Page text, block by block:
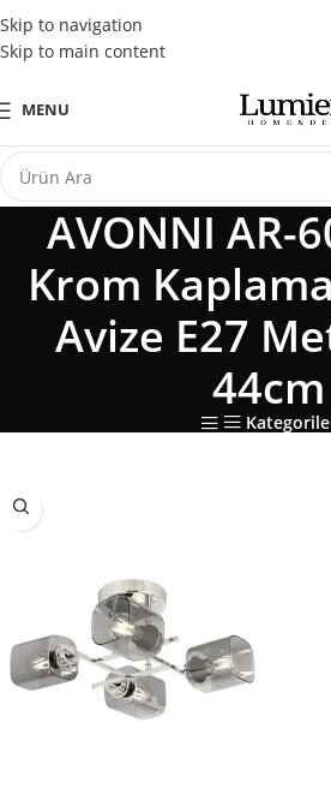
Skip to navigation
Skip to main content
Tüm Kredi Kartlarına Peşin
MENU
AVONNI AR-
Krom
Avize E27
44cm